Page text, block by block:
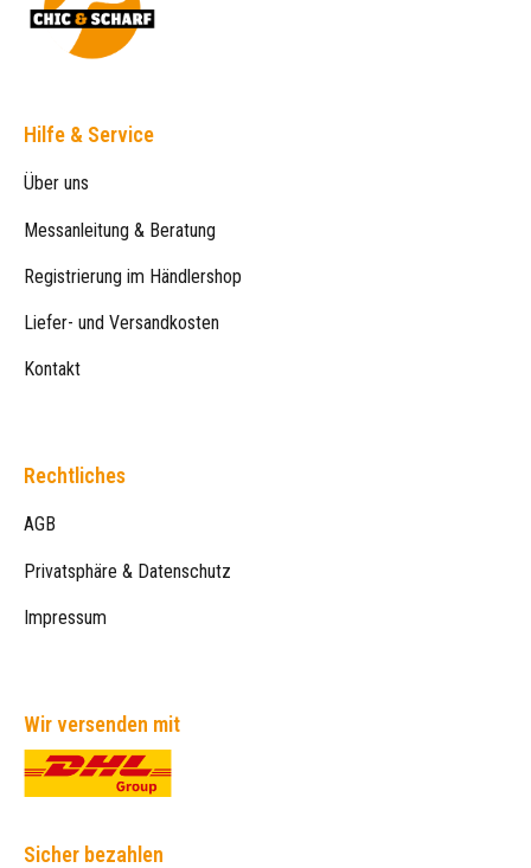
Hilfe & Service
Über uns
Messanleitung & Beratung
Registrierung im Händlershop
Liefer- und Versandkosten
Kontakt
Rechtliches
AGB
Privatsphäre & Datenschutz
Impressum
Wir versenden mit
Sicher bezahlen